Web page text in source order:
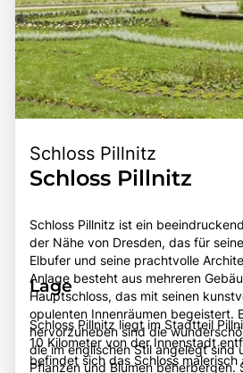
Schloss Pillnitz
Schloss Pillnitz
Schloss Pillnitz ist ein
der Nähe von Dresden, das für
Elbufer und seine prachtvolle
Anlage besteht aus mehreren
Hauptschloss, das mit seinen
opulenten Innenräumen begeistert.
hervorzuheben sind die
die im englischen Stil angelegt sind
Pflanzen und Blumen beherbergen.
Lage
Schloss Pillnitz liegt im Stadtteil
10 Kilometer von der Innenstadt
befindet sich das Schloss malerisch